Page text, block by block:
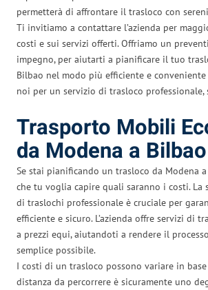
permetterà di affrontare il trasloco con
Ti invitiamo a contattare l’azienda per
costi e sui servizi offerti. Offriamo un
impegno, per aiutarti a pianificare il tuo
Bilbao nel modo più efficiente e
noi per un servizio di trasloco professionale,
Trasporto Mobili
da Modena a Bilbao
Se stai pianificando un trasloco da Modena
che tu voglia capire quali saranno i costi. La
di traslochi professionale è cruciale per
efficiente e sicuro. L’azienda offre servizi di
a prezzi equi, aiutandoti a rendere il
semplice possibile.
I costi di un trasloco possono variare in
distanza da percorrere è sicuramente uno